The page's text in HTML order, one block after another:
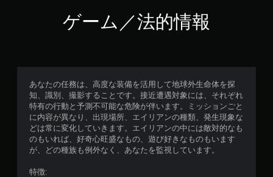
ゲーム／法的情報
あなたの任務は、高度な装備を活用して地球外生命体を探
知、識別、撮影することです。接近遭遇対象には、それぞれ
特有の行動と予測不可能な危険が伴います。ミッションごと
に内容が異なり、出現場所、エイリアンの種類、発生現象な
どは常に変化していきます。エイリアンの中には敵対的なも
のもいれば、好奇心旺盛なもの、遊び好きなものもいます
が、どの種族も例外なく、あなたを監視しています。
特徴: